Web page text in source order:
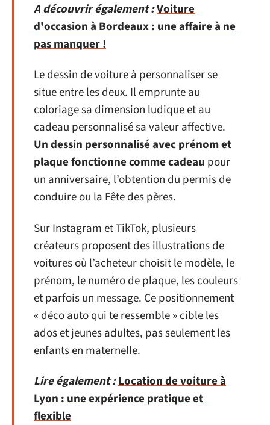
A découvrir également :Voiture
d'occasion à Bordeaux : une affaire à ne
pas manquer !
Le dessin de voiture à personnaliser se
situe entre les deux. Il emprunte au
coloriage sa dimension ludique et au
cadeau personnalisé sa valeur affective.
Un dessin personnalisé avec prénom et
plaque fonctionne comme cadeau pour
un anniversaire, l’obtention du permis de
conduire ou la Fête des pères.
Sur Instagram et TikTok, plusieurs
créateurs proposent des illustrations de
voitures où l’acheteur choisit le modèle, le
prénom, le numéro de plaque, les couleurs
et parfois un message. Ce positionnement
« déco auto qui te ressemble » cible les
ados et jeunes adultes, pas seulement les
enfants en maternelle.
Lire également :Location de voiture à
Lyon : une expérience pratique et
flexible